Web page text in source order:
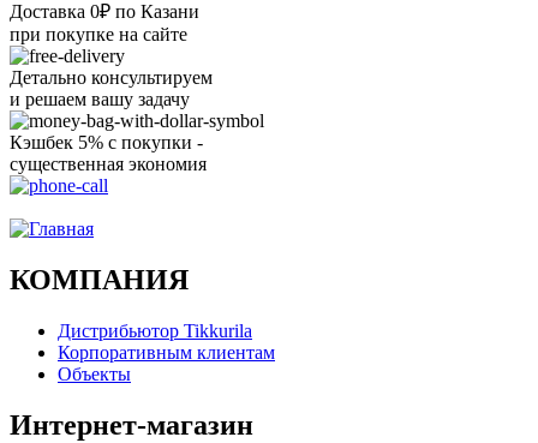
Доставка 0₽ по Казани
при покупке на сайте
Детально консультируем
и решаем вашу задачу
Кэшбек 5% с покупки -
существенная экономия
КОМПАНИЯ
Дистрибьютор Tikkurila
Корпоративным клиентам
Объекты
Интернет-магазин